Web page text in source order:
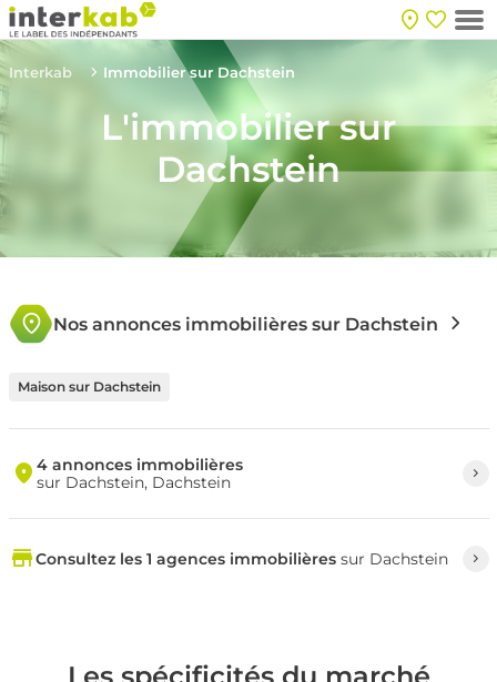
Interkab Immobilier sur Dachstein
L'immobilier sur
Dachstein
Nos annonces immobilières sur Dachstein
Maison sur Dachstein
4 annonces immobilières
sur Dachstein, Dachstein
Consultez les 1 agences immobilièressur Dachstein